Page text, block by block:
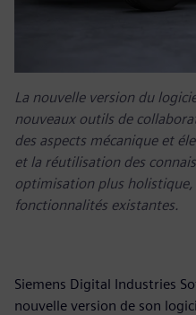
La nouvelle version du
nouveaux outils de
des aspects mécanique et
et la réutilisation des
optimisation plus
fonctionnalités existantes.
Siemens Digital Industries
nouvelle version de son